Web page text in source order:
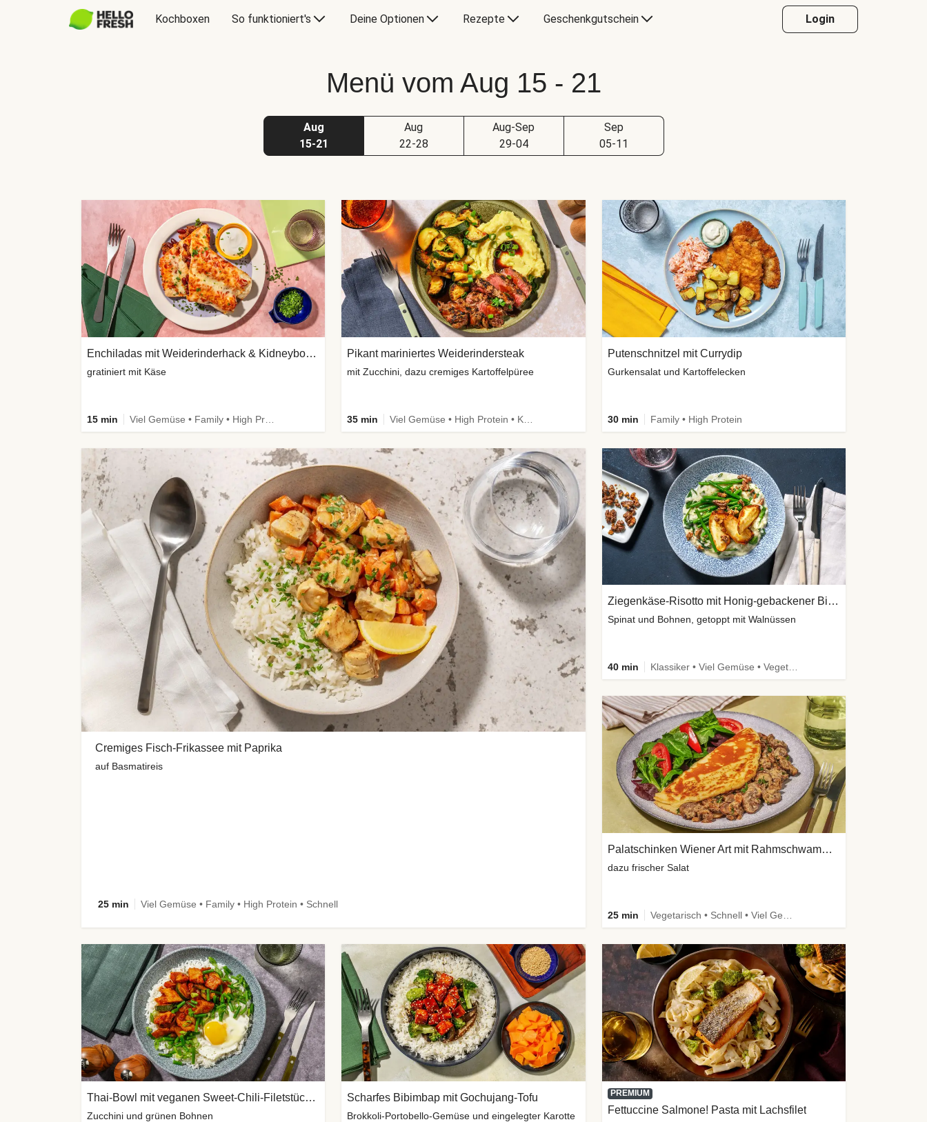
Kochboxen So funktioniert's Deine Optionen Rezepte Geschenkgutschein Login
Menü vom Aug 15 - 21
Aug
15-21
Aug
22-28
Aug-Sep
29-04
Sep
05-11
Cremiges Fisch-Frikassee mit Paprika
auf Basmatireis
25 min Viel Gemüse • Family • High Protein • Schnell
Enchiladas mit Weiderinderhack & Kidneybohnen
gratiniert mit Käse
15 min
Pikant mariniertes Weiderindersteak
mit Zucchini, dazu cremiges Kartoffelpüree
35 min
Putenschnitzel mit Currydip
Gurkensalat und Kartoffelecken
30 min Family • High Protein
Ziegenkäse-Risotto mit Honig-gebackener Birne
Spinat und Bohnen, getoppt mit Walnüssen
40 min Klassiker • Viel Gemüse • Vegetarisch
Palatschinken Wiener Art mit Rahmschwammerln
dazu frischer Salat
25 min Vegetarisch • Schnell • Viel Gemüse
Thai-Bowl mit veganen Sweet-Chili-Filetstücken
Zucchini und grünen Bohnen
Scharfes Bibimbap mit Gochujang-Tofu
Brokkoli-Portobello-Gemüse und eingelegter Karotte
PREMIUM
Fettuccine Salmone! Pasta mit Lachsfilet